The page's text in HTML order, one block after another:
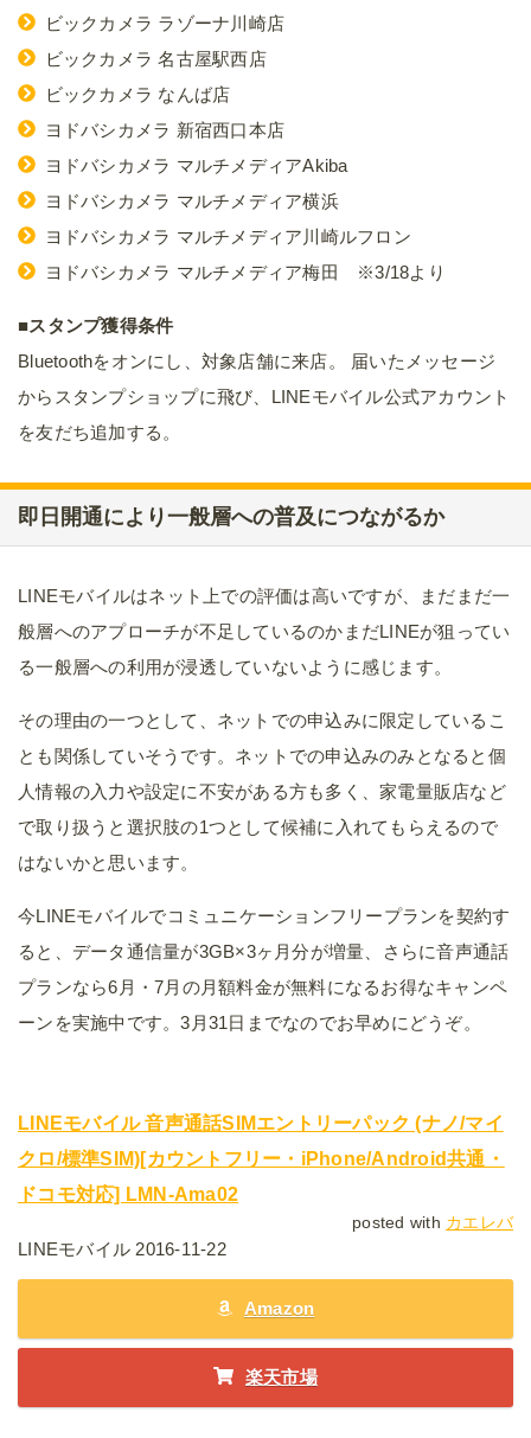
ビックカメラ ラゾーナ川崎店
ビックカメラ 名古屋駅西店
ビックカメラ なんば店
ヨドバシカメラ 新宿西口本店
ヨドバシカメラ マルチメディアAkiba
ヨドバシカメラ マルチメディア横浜
ヨドバシカメラ マルチメディア川崎ルフロン
ヨドバシカメラ マルチメディア梅田 ※3/18より
■スタンプ獲得条件
Bluetoothをオンにし、対象店舗に来店。 届いたメッセージ
からスタンプショップに飛び、LINEモバイル公式アカウント
を友だち追加する。
即日開通により一般層への普及につながるか
LINEモバイルはネット上での評価は高いですが、まだまだ一
般層へのアプローチが不足しているのかまだLINEが狙ってい
る一般層への利用が浸透していないように感じます。
その理由の一つとして、ネットでの申込みに限定しているこ
とも関係していそうです。ネットでの申込みのみとなると個
人情報の入力や設定に不安がある方も多く、家電量販店など
で取り扱うと選択肢の1つとして候補に入れてもらえるので
はないかと思います。
今LINEモバイルでコミュニケーションフリープランを契約す
ると、データ通信量が3GB×3ヶ月分が増量、さらに音声通話
プランなら6月・7月の月額料金が無料になるお得なキャンペ
ーンを実施中です。3月31日までなのでお早めにどうぞ。
LINEモバイル 音声通話SIMエントリーパック (ナノ/マイ
クロ/標準SIM)[カウントフリー・iPhone/Android共通・
ドコモ対応] LMN-Ama02
posted with カエレバ
LINEモバイル 2016-11-22
Amazon
楽天市場